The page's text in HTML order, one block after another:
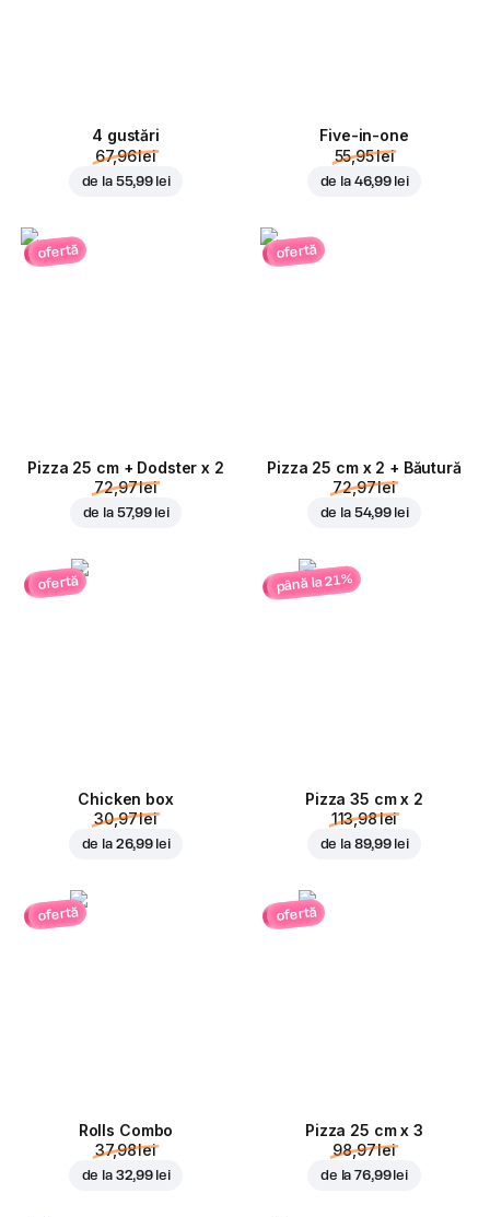
4 gustări
67,96 lei
de la 55,99 lei
Five-in-one
55,95 lei
de la 46,99 lei
ofertă
Pizza 25 cm + Dodster x 2
72,97 lei
de la 57,99 lei
ofertă
Pizza 25 cm x 2 + Băutură
72,97 lei
de la 54,99 lei
ofertă
Chicken box
30,97 lei
de la 26,99 lei
până la 21%
Pizza 35 cm x 2
113,98 lei
de la 89,99 lei
ofertă
Rolls Combo
37,98 lei
de la 32,99 lei
ofertă
Pizza 25 cm x 3
98,97 lei
de la76,99 lei